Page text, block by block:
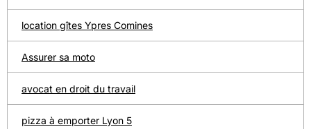
location gîtes Ypres Comines
Assurer sa moto
avocat en droit du travail
pizza à emporter Lyon 5